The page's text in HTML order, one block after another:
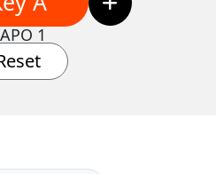
1